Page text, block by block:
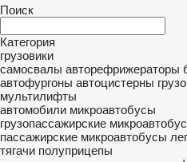
Поиск
Категория
грузовики
самосвалы авторефрижераторы
автофургоны автоцистерны
мультилифты
автомобили микроавтобусы
грузопассажирские
пассажирские микроавтобусы
тягачи полуприцепы